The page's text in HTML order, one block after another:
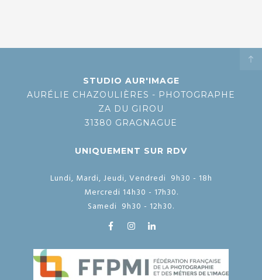
STUDIO AUR'IMAGE
AURÉLIE CHAZOULIÈRES - PHOTOGRAPHE
ZA DU GIROU
31380 GRAGNAGUE
UNIQUEMENT SUR RDV
Lundi, Mardi, Jeudi, Vendredi 9h30 - 18h
Mercredi 14h30 - 17h30.
Samedi 9h30 - 12h30.